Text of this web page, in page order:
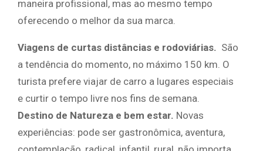
maneira profissional, mas ao mesmo tempo
oferecendo o melhor da sua marca.
Viagens de curtas distâncias e rodoviárias. São
a tendência do momento, no máximo 150 km. O
turista prefere viajar de carro a lugares especiais
e curtir o tempo livre nos fins de semana.
Destino de Natureza e bem estar. Novas
experiências: pode ser gastronômica, aventura,